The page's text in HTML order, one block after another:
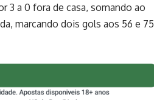
3 a 0 fora de casa, somando ao
marcando dois gols aos 56 e 75